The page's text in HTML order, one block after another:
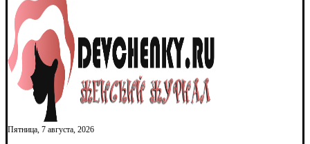
Пятница, 7 августа, 2026